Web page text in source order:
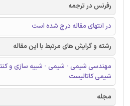
رفرنس در ترجمه
در انتهای مقاله درج شده است
رشته و گرایش های مرتبط با این مقاله
مهندسی شیمی - شیمی - شبیه سازی و
شیمی کاتالیست
مجله